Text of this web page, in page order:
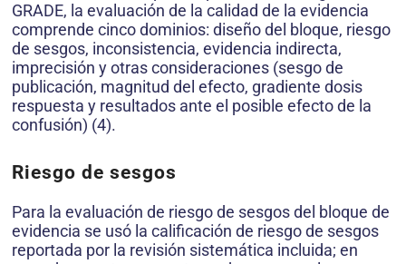
GRADE, la evaluación de la calidad de la evidencia
comprende cinco dominios: diseño del bloque, riesgo
de sesgos, inconsistencia, evidencia indirecta,
imprecisión y otras consideraciones (sesgo de
publicación, magnitud del efecto, gradiente dosis
respuesta y resultados ante el posible efecto de la
confusión) (4).
Riesgo de sesgos
Para la evaluación de riesgo de sesgos del bloque de
evidencia se usó la calificación de riesgo de sesgos
reportada por la revisión sistemática incluida; en